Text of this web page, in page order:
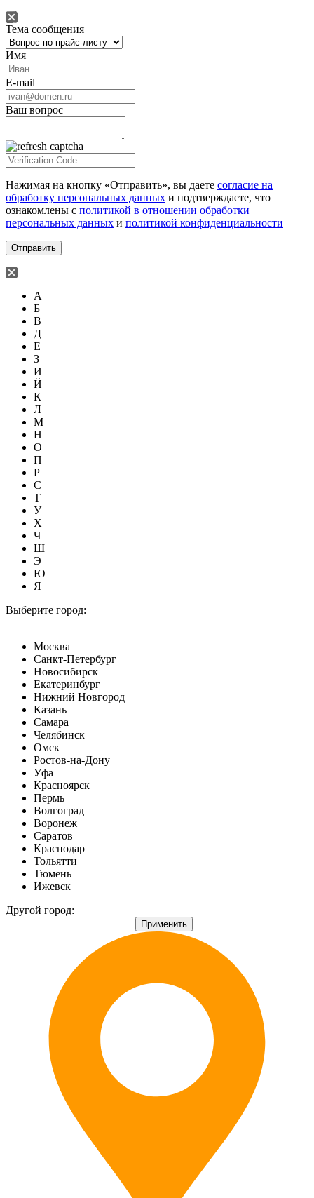
Тема сообщения
Имя
E-mail
Ваш вопрос
Нажимая на кнопку «Отправить», вы даете согласие на
обработку персональных данных и подтверждаете, что
ознакомлены с политикой в отношении обработки
персональных данных и политикой конфиденциальности
А
Б
В
Д
Е
З
И
Й
К
Л
М
Н
О
П
Р
С
Т
У
Х
Ч
Ш
Э
Ю
Я
Выберите город:
Москва
Санкт-Петербург
Новосибирск
Екатеринбург
Нижний Новгород
Казань
Самара
Челябинск
Омск
Ростов-на-Дону
Уфа
Красноярск
Пермь
Волгоград
Воронеж
Саратов
Краснодар
Тольятти
Тюмень
Ижевск
Другой город: